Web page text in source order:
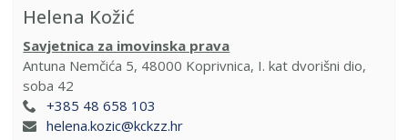
Helena Kožić
Savjetnica za imovinska prava
Antuna Nemčića 5, 48000 Koprivnica, I. kat dvorišni dio,
soba 42
+385 48 658 103
helena.kozic@kckzz.hr